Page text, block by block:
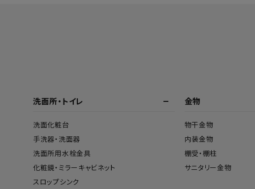
洗面所・トイレ
洗面化粧台
手洗器・洗面器
洗面所用水栓金具
化粧鏡・ミラーキャビネット
スロップシンク
金物
物干金物
内装金物
棚受・棚柱
サニタリー金物